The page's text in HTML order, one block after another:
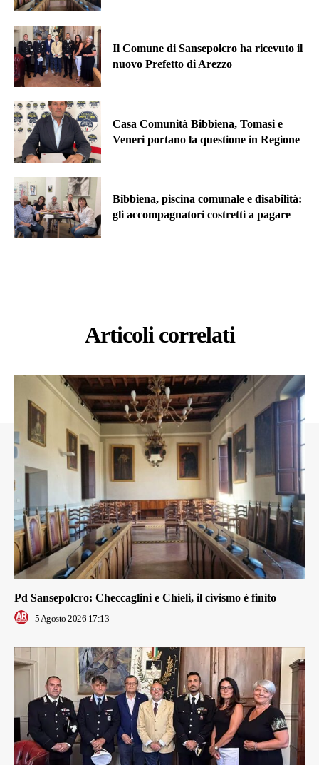
Il Comune di Sansepolcro ha ricevuto il
nuovo Prefetto di Arezzo
Casa Comunità Bibbiena, Tomasi e
Veneri portano la questione in Regione
Bibbiena, piscina comunale e disabilità:
gli accompagnatori costretti a pagare
Articoli correlati
Pd Sansepolcro: Checcaglini e Chieli, il civismo è finito
5 Agosto 2026 17:13